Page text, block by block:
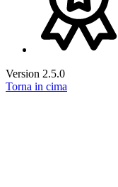
Version 2.5.0
Torna in cima